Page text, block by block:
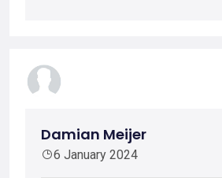
Damian Meijer
6 January 2024